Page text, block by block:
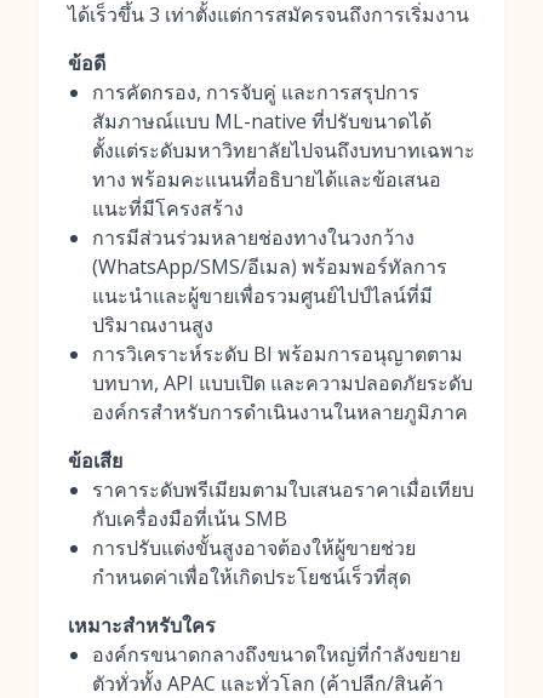
ได้เร็วขึ้น 3 เท่าตั้งแต่การสมัครจนถึงการเริ่มงาน
ข้อดี
การคัดกรอง, การจับคู่ และการสรุปการ
สัมภาษณ์แบบ ML-native ที่ปรับขนาดได้
ตั้งแต่ระดับมหาวิทยาลัยไปจนถึงบทบาทเฉพาะ
ทาง พร้อมคะแนนที่อธิบายได้และข้อเสนอ
แนะที่มีโครงสร้าง
การมีส่วนร่วมหลายช่องทางในวงกว้าง
(WhatsApp/SMS/อีเมล) พร้อมพอร์ทัลการ
แนะนำและผู้ขายเพื่อรวมศูนย์ไปป์ไลน์ที่มี
ปริมาณงานสูง
การวิเคราะห์ระดับ BI พร้อมการอนุญาตตาม
บทบาท, API แบบเปิด และความปลอดภัยระดับ
องค์กรสำหรับการดำเนินงานในหลายภูมิภาค
ข้อเสีย
ราคาระดับพรีเมียมตามใบเสนอราคาเมื่อเทียบ
กับเครื่องมือที่เน้น SMB
การปรับแต่งขั้นสูงอาจต้องให้ผู้ขายช่วย
กำหนดค่าเพื่อให้เกิดประโยชน์เร็วที่สุด
เหมาะสำหรับใคร
องค์กรขนาดกลางถึงขนาดใหญ่ที่กำลังขยาย
ตัวทั่วทั้ง APAC และทั่วโลก (ค้าปลีก/สินค้า